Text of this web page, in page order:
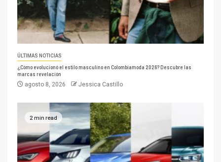
ÚLTIMAS NOTICIAS
¿Cómo evolucionó el estilo masculino en Colombiamoda 2026? Descubre las
marcas revelación
agosto 8, 2026 Jessica Castillo
2 min read